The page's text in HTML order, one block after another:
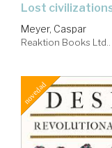
lost
Meyer, Caspar
Reaktion Books